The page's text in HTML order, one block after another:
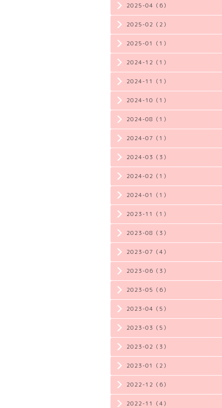
2025-04（6）
2025-02（2）
2025-01（1）
2024-12（1）
2024-11（1）
2024-10（1）
2024-08（1）
2024-07（1）
2024-03（3）
2024-02（1）
2024-01（1）
2023-11（1）
2023-08（3）
2023-07（4）
2023-06（3）
2023-05（6）
2023-04（5）
2023-03（5）
2023-02（3）
2023-01（2）
2022-12（6）
2022-11（4）